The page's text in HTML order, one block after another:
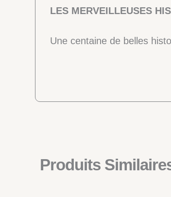
LES MERVEILLEUSES
Une centaine de belles
Produits